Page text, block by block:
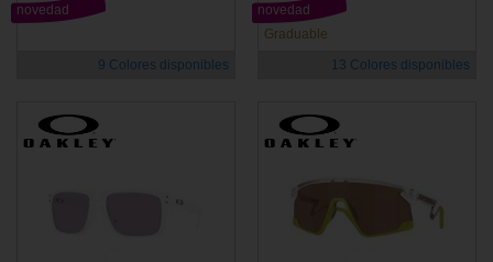
novedad
9 Colores disponibles
Graduable
novedad
13 Colores disponibles